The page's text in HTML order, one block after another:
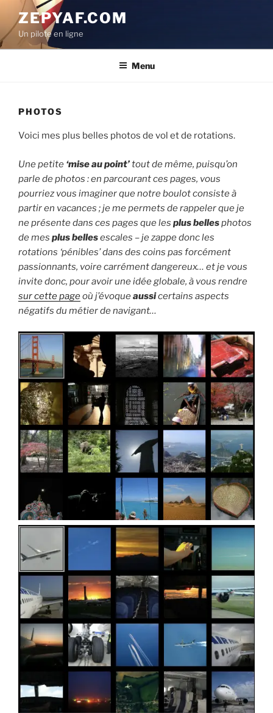
contenu
principal
ZEPYAF.COM
Un pilote en ligne
Menu
PHOTOS
Voici mes plus belles photos de vol et de rotations.
Une petite ‘mise au point’tout de même, puisqu’on
parle de photos : en parcourant ces pages, vous
pourriez vous imaginer que notre boulot consiste à
partir en vacances ; je me permets de rappeler que je
ne présente dans ces pages que les plus bellesphotos
de mes plus bellesescales – je zappe donc les
rotations ‘pénibles’ dans des coins pas forcément
passionnants, voire carrément dangereux… et je vous
invite donc, pour avoir une idée globale, à vous rendre
sur cette pageoù j’évoqueaussicertains aspects
négatifs du métier de navigant…